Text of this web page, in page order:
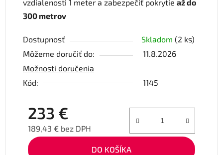
vzdialenosti 1 meter a zabezpečiť pokrytie až do
300 metrov
Dostupnosť Skladom (2 ks)
Môžeme doručiť do:
11.8.2026
Možnosti doručenia
Kód:
1145
233 €
189,43 € bez DPH
Jednotková cena:
DO KOŠÍKA